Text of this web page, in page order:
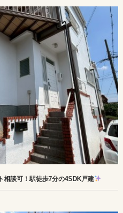
相談可！駅徒歩7分の4SDK戸建